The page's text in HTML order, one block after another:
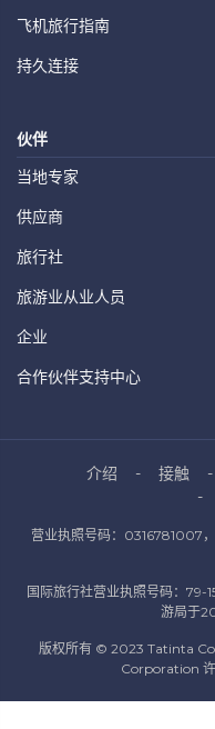
飞机旅行指南
持久连接
伙伴
当地专家
供应商
旅行社
旅游业从业人员
企业
合作伙伴支持中心
介绍 接触
营业执照号码：0316781007
国际旅行社营业执照号码：
游局于
版权所有 © 2023 Tatinta
Corporation 许